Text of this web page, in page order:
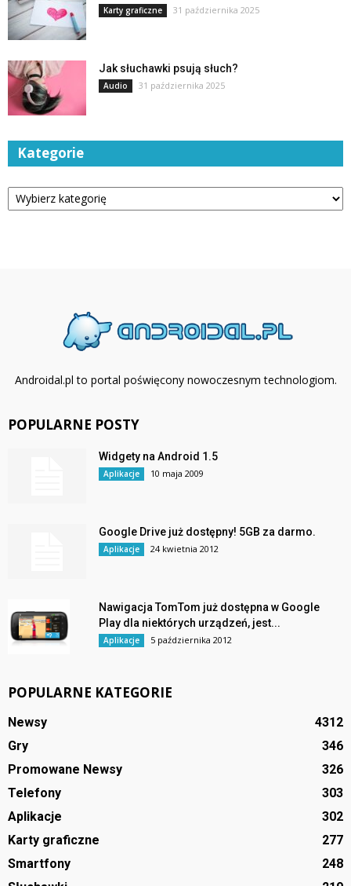
Karty graficzne 31 października 2025
Jak słuchawki psują słuch?
Audio 31 października 2025
Kategorie
Kategorie
Androidal.pl to portal poświęcony nowoczesnym technologiom.
POPULARNE POSTY
Widgety na Android 1.5
Aplikacje 10 maja 2009
Google Drive już dostępny! 5GB za darmo.
Aplikacje 24 kwietnia 2012
Nawigacja TomTom już dostępna w Google
Play dla niektórych urządzeń, jest...
Aplikacje 5 października 2012
POPULARNE KATEGORIE
Newsy
4312
Gry
346
Promowane Newsy
326
Telefony
303
Aplikacje
302
Karty graficzne
277
Smartfony
248